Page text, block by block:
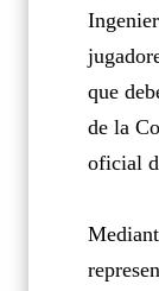
que
de la
oficial